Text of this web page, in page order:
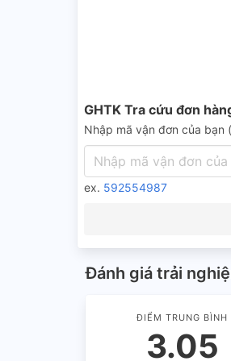
GHTK Tra cứu đơn
Nhập mã vận đơn của bạn
ex. 592554987
Đánh giá trải
ĐIỂM TRUNG BÌNH
3.05